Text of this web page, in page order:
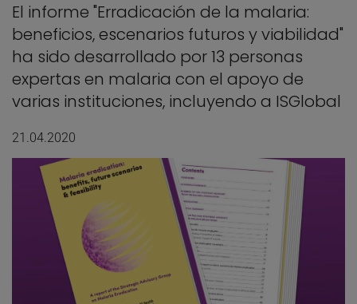
El informe "Erradicación de la malaria:
beneficios, escenarios futuros y viabilidad"
ha sido desarrollado por 13 personas
expertas en malaria con el apoyo de
varias instituciones, incluyendo a ISGlobal
21.04.2020